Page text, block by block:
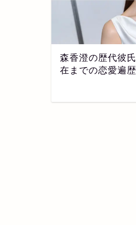
森香澄の歴代彼
在までの恋愛遍歴